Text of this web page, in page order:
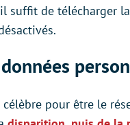
suffit de télécharger
pour être le